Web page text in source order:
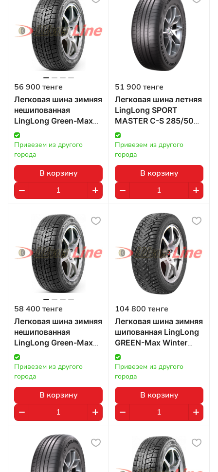
56 900 тенге
Легковая шина зимняя
нешипованная
LingLong Green-Max
Winter Ice I-15 285/60
R18 116T в Казахстане
Привезем из другого
города
В корзину
51 900 тенге
Легковая шина летняя
LingLong SPORT
MASTER C-S 285/50
Привезем из другого
города
В корзину
58 400 тенге
Легковая шина зимняя
нешипованная
LingLong Green-Max
Winter Ice I-15 285/50
R20 112T в Казахстане
Привезем из другого
города
В корзину
104 800 тенге
Легковая шина зимняя
шипованная LingLong
GREEN-Max Winter
GRIP 2 285/45 R22
114T в Казахстане
Привезем из другого
города
В корзину